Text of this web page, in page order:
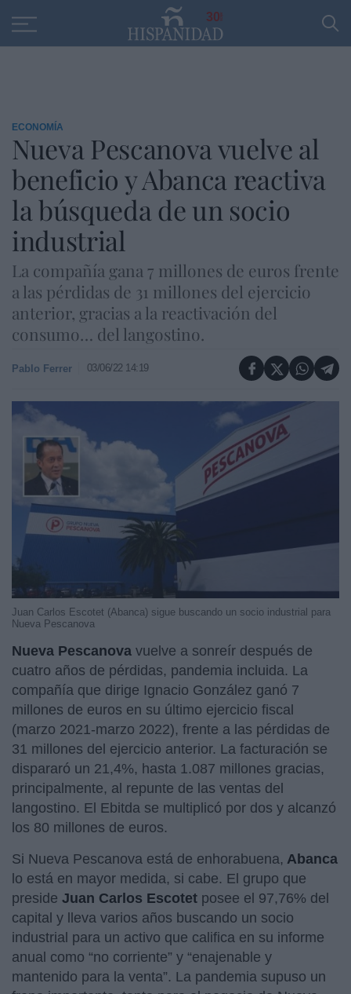
30
ECONOMÍA
Nueva Pescanova vuelve al
beneficio y Abanca reactiva
la búsqueda de un socio
industrial
La compañía gana 7 millones de euros frente
a las pérdidas de 31 millones del ejercicio
anterior, gracias a la reactivación del
consumo… del langostino.
Pablo Ferrer 03/06/22 14:19
Juan Carlos Escotet (Abanca) sigue buscando un socio industrial para
Nueva Pescanova
Nueva Pescanova vuelve a sonreír después de
cuatro años de pérdidas, pandemia incluida. La
compañía que dirige Ignacio González ganó 7
millones de euros en su último ejercicio fiscal
(marzo 2021-marzo 2022), frente a las pérdidas de
31 millones del ejercicio anterior. La facturación se
dispararó un 21,4%, hasta 1.087 millones gracias,
principalmente, al repunte de las ventas del
langostino. El Ebitda se multiplicó por dos y alcanzó
los 80 millones de euros.
Si Nueva Pescanova está de enhorabuena, Abanca
lo está en mayor medida, si cabe. El grupo que
preside Juan Carlos Escotet posee el 97,76% del
capital y lleva varios años buscando un socio
industrial para un activo que califica en su informe
anual como “no corriente” y “enajenable y
mantenido para la venta”. La pandemia supuso un